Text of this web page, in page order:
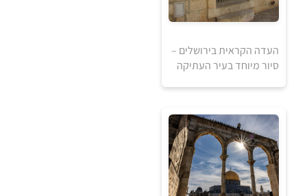
אזל מהמלאי
העדה הקראית בירושלים –
סיור מיוחד בעיר העתיקה